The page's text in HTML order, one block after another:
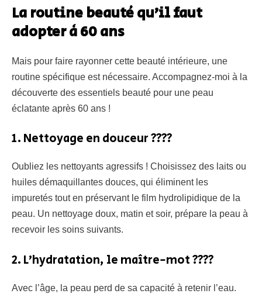
La routine beauté qu’il faut
adopter à 60 ans
Mais pour faire rayonner cette beauté intérieure, une
routine spécifique est nécessaire. Accompagnez-moi à la
découverte des essentiels beauté pour une peau
éclatante après 60 ans !
1. Nettoyage en douceur ????
Oubliez les nettoyants agressifs ! Choisissez des laits ou
huiles démaquillantes douces, qui éliminent les
impuretés tout en préservant le film hydrolipidique de la
peau. Un nettoyage doux, matin et soir, prépare la peau à
recevoir les soins suivants.
2. L’hydratation, le maître-mot ????
Avec l’âge, la peau perd de sa capacité à retenir l’eau.